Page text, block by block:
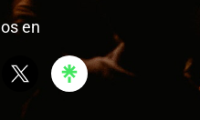
en